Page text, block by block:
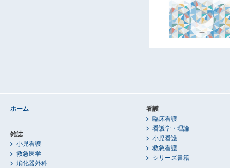
ホーム
雑誌
小児看護
救急医学
消化器外科
看護
臨床看護
看護学・理論
小児看護
救急看護
シリーズ書籍